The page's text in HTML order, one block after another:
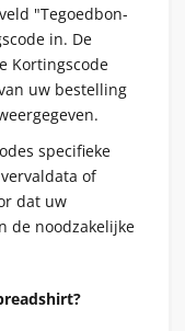
"Tegoedbon-
in. De
Kortingscode
uw bestelling
specifieke
of
dat uw
de noodzakelijke